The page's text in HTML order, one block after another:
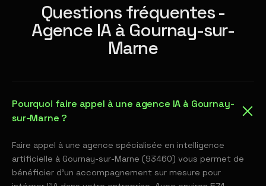
Questions fréquentes -
Agence IA à Gournay-sur-
Marne
Pourquoi faire appel à une agence IA à Gournay-
sur-Marne ?
Faire appel à une agence spécialisée en intelligence
artificielle à Gournay-sur-Marne (93460) vous permet de
bénéficier d'un accompagnement sur mesure pour